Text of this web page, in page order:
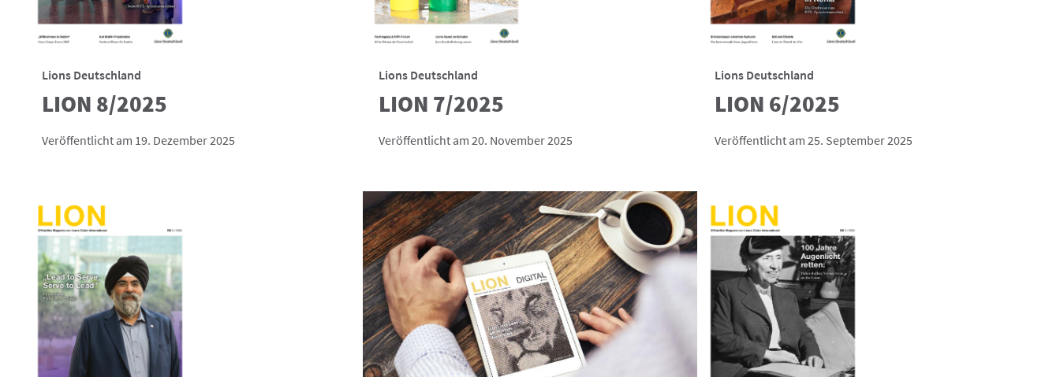
Lions Deutschland
LION 8/2025
Veröffentlicht am 19. Dezember 2025
Lions Deutschland
LION 7/2025
Veröffentlicht am 20. November 2025
Lions Deutschland
LION 6/2025
Veröffentlicht am 25. September 2025